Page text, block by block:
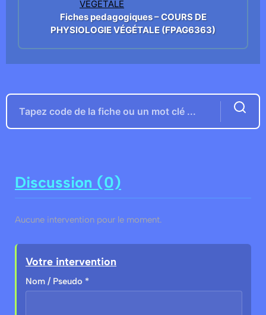
Fiches pedagogiques – COURS DE
PHYSIOLOGIE VÉGÉTALE (FPAG6363)
Discussion (0)
Aucune intervention pour le moment.
Votre intervention
Nom / Pseudo *